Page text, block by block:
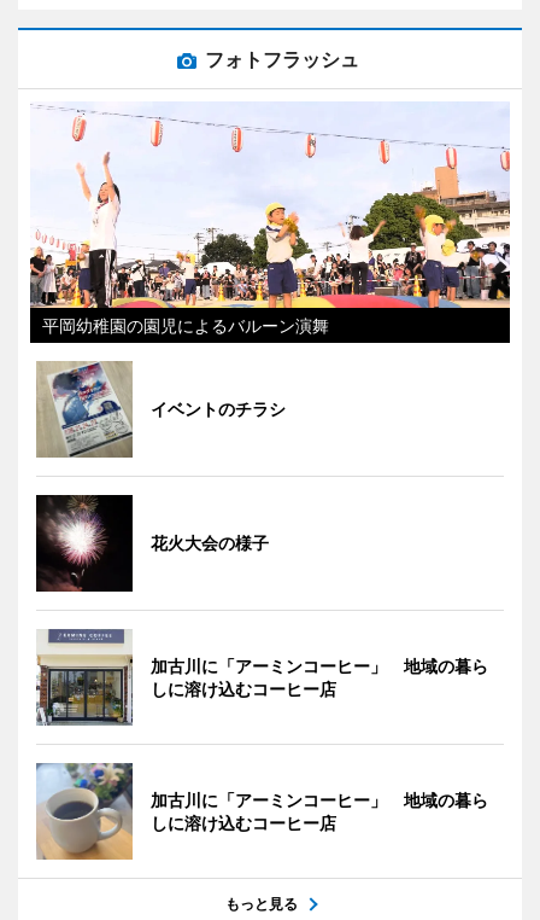
フォトフラッシュ
平岡幼稚園の園児によるバルーン演舞
イベントのチラシ
花火大会の様子
加古川に「アーミンコーヒー」 地域の暮ら
しに溶け込むコーヒー店
加古川に「アーミンコーヒー」 地域の暮ら
しに溶け込むコーヒー店
もっと見る